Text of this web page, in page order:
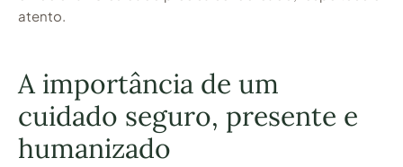
atento.
A importância de um
cuidado seguro, presente e
humanizado